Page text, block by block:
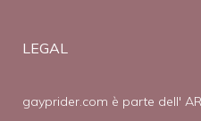
LEGAL
gayprider.com è parte dell'